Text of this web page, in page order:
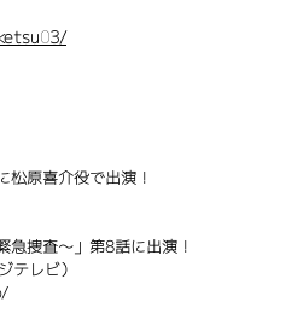
松原喜介役で出演！
急捜査～」第8話に出演！
テレビ）